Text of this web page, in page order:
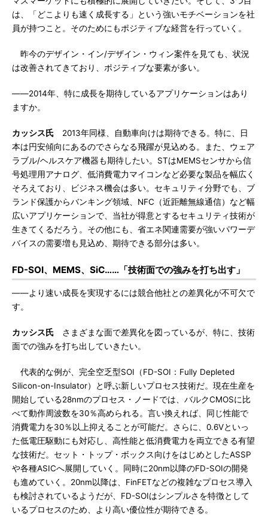
は、「どこよりも速く成長する」という強いモチベーションを社
員が持つこと。そのためにもポジティブな経営を行っていく。
昨今のデザイン・イン/デザイン・ウィン案件を見ても、状況
は改善されてきており、ポジティブな要素が多い。
――2014年、特に成長を期待しているアプリケーションはあり
ますか。
カッシス氏 2013年同様、自動車向けは期待できる。特に、日
本は円安傾向にあるのでさらなる飛躍が見込める。また、ウェア
ラブル/ヘルスケア機器も期待したい。STはMEMSセンサから信
号処理用アナログ、低消費電力マイコンなど必要な製品を幅広く
そろえており、ビジネス機会は多い。セキュリティ分野でも、ブ
ランド保護からバンキング領域、NFC（近距離無線通信）など幅
広いアプリケーションで、当社が得意とするセキュリティ技術が
生きてくるだろう。その他にも、省エネ関連需要が強いパワーデ
バイスの需要増も見込め、期待できる部分は多い。
FD-SOI、MEMS、SiC……「技術面での強みを打ち出す」
――より速い成長を実現するには競合他社との差異化が不可欠で
す。
カッシス氏 さまざまな面で差異化を図っているが、特に、技術
面での強みを打ち出していきたい。
代表的な例が、完全空乏型SOI（FD-SOI：Fully Depleted
Silicon-on-Insulator）と呼ぶ新しいプロセス技術だ。現在生産を
開始している28nmのプロセス・ノードでは、バルクCMOSに比
べて動作周波数を30％高められる。言い換えれば、同じ性能で
消費電力を30％以上抑えることが可能だ。さらに、0.6Vといっ
た低電圧駆動にも対応し、高性能と低消費電力を両立できる有望
な技術だ。セット・トップ・ボックス向けをはじめとしたASSP
や各種ASICへ展開していく。同時に20nm以降のFD-SOIの開発
も進めていく。20nm以降は、FinFETなどの複雑なプロセス導入
も検討されているようだが、FD-SOIはシンプルさを特徴として
いるプロセスのため、より高い優位性が期待できる。